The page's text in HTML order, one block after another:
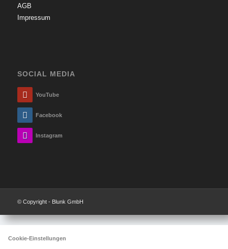
AGB
Impressum
SOCIAL MEDIA
YouTube
Facebook
Instagram
© Copyright - Blunk GmbH